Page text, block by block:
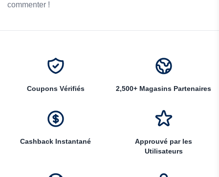
commenter !
Coupons Vérifiés 2,500+ Magasins Partenaires
Cashback Instantané
Approuvé par les
Utilisateurs